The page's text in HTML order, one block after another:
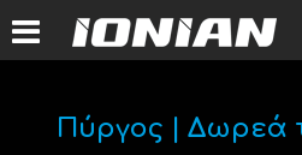
Πύργος | Δωρεά